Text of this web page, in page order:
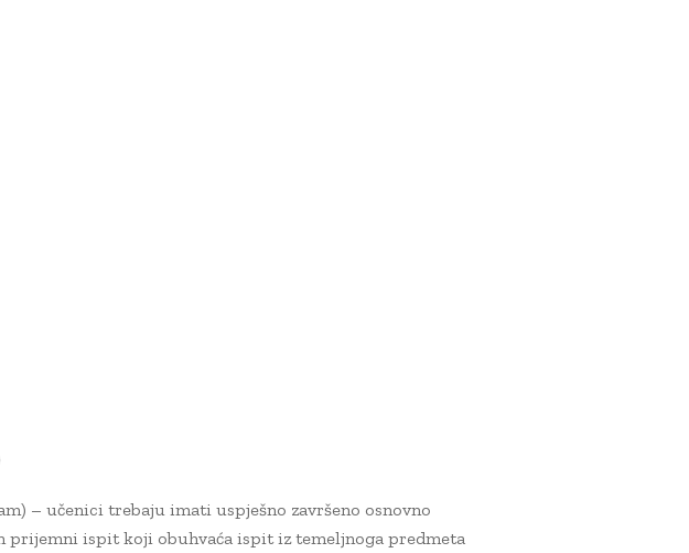
– učenici trebaju imati uspješno završeno osnovno
prijemni ispit koji obuhvaća ispit iz temeljnoga predmeta